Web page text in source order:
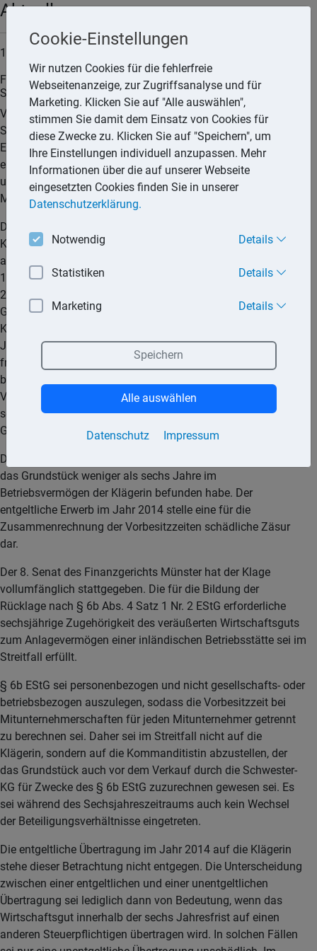
Aktuell
15.06.2026
Für Zwecke der § 6b-Rücklage werden Vorbesitzzeiten von
Schwesterpersonengesellschaften zusammengerechnet
Veräußert eine KG ein Grundstück, das sie innerhalb des
Sechsjahreszeitraums im Sinne von § 6b Abs. 4 Satz 1 Nr. 2
EStG von einer personenidentischen Schwester-KG entgeltlich
erworben hatte, ist dies für die Bildung einer § 6b-Rücklage
unschädlich. Dies hat der 8. Senat des Finanzgerichts
Münster entschieden.
Die Klägerin ist eine GmbH & Co. KG, deren alleinige
Kommanditistin zugleich 100%ige Kommanditistin einer
anderen GmbH & Co. KG ist. Diese KG war mindestens seit
1998 Eigentümerin eines Grundstücks, welches sie im Jahr
2014 entgeltlich an die Klägerin veräußerte. Auf dieses
Grundstück wurde eine bereits in der Ergänzungsbilanz der
Kommanditistin befindliche § 6b-Rücklage übertragen. Im
Jahr 2019 veräußerte die Klägerin das Grundstück an einen
fremden Dritten. In der Ergänzungsbilanz der Kommanditistin
bildete die Klägerin eine § 6b-Rücklage in Höhe des dort zum
Veräußerungszeitpunkt noch enthaltenen Restbuchwerts,
sodass sich in der Ergänzungsbilanz keine
Gewinnauswirkung ergab.
Das Finanzamt versagte die Bildung der Rücklage, da sich
das Grundstück weniger als sechs Jahre im
Betriebsvermögen der Klägerin befunden habe. Der
entgeltliche Erwerb im Jahr 2014 stelle eine für die
Zusammenrechnung der Vorbesitzzeiten schädliche Zäsur
dar.
Der 8. Senat des Finanzgerichts Münster hat der Klage
vollumfänglich stattgegeben. Die für die Bildung der
Rücklage nach § 6b Abs. 4 Satz 1 Nr. 2 EStG erforderliche
sechsjährige Zugehörigkeit des veräußerten Wirtschaftsguts
zum Anlagevermögen einer inländischen Betriebsstätte sei im
Streitfall erfüllt.
§ 6b EStG sei personenbezogen und nicht gesellschafts- oder
betriebsbezogen auszulegen, sodass die Vorbesitzzeit bei
Mitunternehmerschaften für jeden Mitunternehmer getrennt
zu berechnen sei. Daher sei im Streitfall nicht auf die
Klägerin, sondern auf die Kommanditistin abzustellen, der
das Grundstück auch vor dem Verkauf durch die Schwester-
KG für Zwecke des § 6b EStG zuzurechnen gewesen sei. Es
sei während des Sechsjahreszeitraums auch kein Wechsel
der Beteiligungsverhältnisse eingetreten.
Die entgeltliche Übertragung im Jahr 2014 auf die Klägerin
stehe dieser Betrachtung nicht entgegen. Die Unterscheidung
zwischen einer entgeltlichen und einer unentgeltlichen
Übertragung sei lediglich dann von Bedeutung, wenn das
Wirtschaftsgut innerhalb der sechs Jahresfrist auf einen
anderen Steuerpflichtigen übertragen wird. In solchen Fällen
Cookie-Einstellungen
Wir nutzen Cookies für die fehlerfreie
Webseitenanzeige, zur Zugriffsanalyse und für
Marketing. Klicken Sie auf "Alle auswählen",
stimmen Sie damit dem Einsatz von Cookies für
diese Zwecke zu. Klicken Sie auf "Speichern", um
Ihre Einstellungen individuell anzupassen. Mehr
Informationen über die auf unserer Webseite
eingesetzten Cookies finden Sie in unserer
Datenschutzerklärung.
Notwendig Details
Statistiken Details
Marketing Details
Datenschutz Impressum
Speichern
Alle auswählen